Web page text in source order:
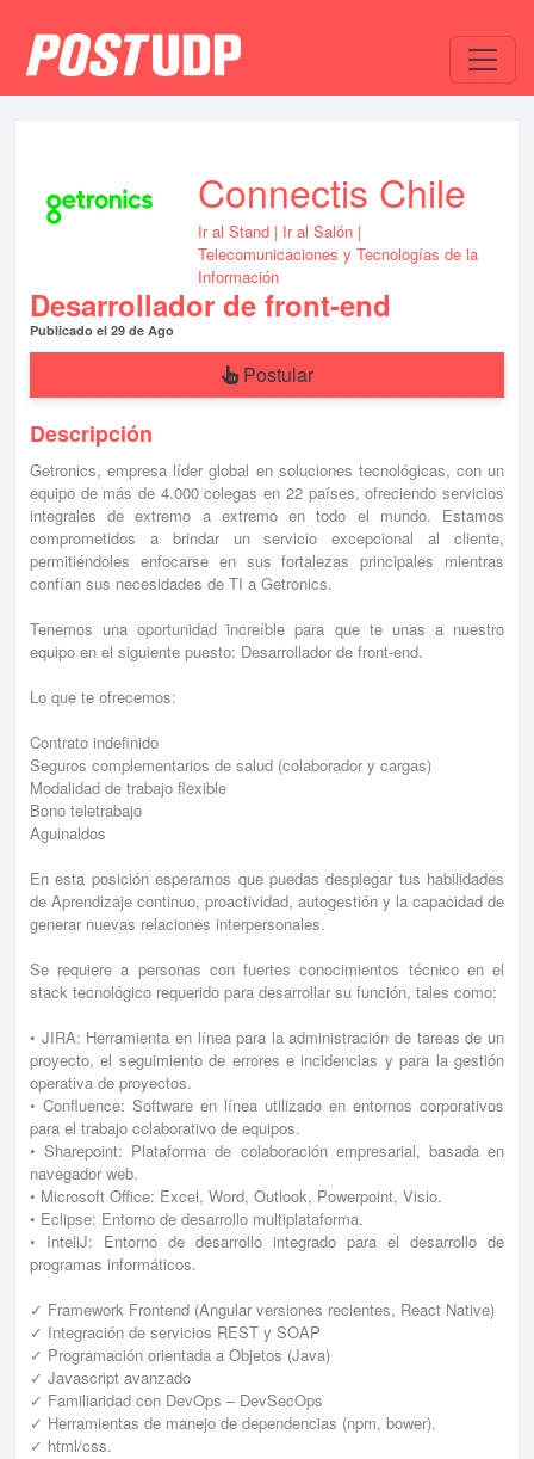
Connectis Chile
Ir al Stand| Ir al Salón|
Telecomunicaciones y Tecnologías de la
Información
Desarrollador de front-end
Publicado el 29 de Ago
Postular
Descripción
Getronics, empresa líder global en soluciones tecnológicas, con un
equipo de más de 4.000 colegas en 22 países, ofreciendo servicios
integrales de extremo a extremo en todo el mundo. Estamos
comprometidos a brindar un servicio excepcional al cliente,
permitiéndoles enfocarse en sus fortalezas principales mientras
confían sus necesidades de TI a Getronics.
Tenemos una oportunidad increíble para que te unas a nuestro
equipo en el siguiente puesto: Desarrollador de front-end.
Lo que te ofrecemos:
Contrato indefinido
Seguros complementarios de salud (colaborador y cargas)
Modalidad de trabajo flexible
Bono teletrabajo
Aguinaldos
En esta posición esperamos que puedas desplegar tus habilidades
de Aprendizaje continuo, proactividad, autogestión y la capacidad de
generar nuevas relaciones interpersonales.
Se requiere a personas con fuertes conocimientos técnico en el
stack tecnológico requerido para desarrollar su función, tales como:
• JIRA: Herramienta en línea para la administración de tareas de un
proyecto, el seguimiento de errores e incidencias y para la gestión
operativa de proyectos.
• Confluence: Software en línea utilizado en entornos corporativos
para el trabajo colaborativo de equipos.
• Sharepoint: Plataforma de colaboración empresarial, basada en
navegador web.
• Microsoft Office: Excel, Word, Outlook, Powerpoint, Visio.
• Eclipse: Entorno de desarrollo multiplataforma.
• InteliJ: Entorno de desarrollo integrado para el desarrollo de
programas informáticos.
✓ Framework Frontend (Angular versiones recientes, React Native)
✓ Integración de servicios REST y SOAP
✓ Programación orientada a Objetos (Java)
✓ Javascript avanzado
✓ Familiaridad con DevOps – DevSecOps
✓ Herramientas de manejo de dependencias (npm, bower).
✓ html/css.